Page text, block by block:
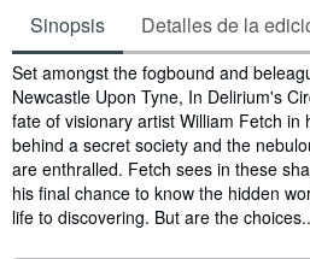
Sinopsis Detalles de la
Sinopsis
Set amongst the fogbound and
Newcastle Upon Tyne, In Delirium's
fate of visionary artist William Fetch in
behind a secret society and the
are enthralled. Fetch sees in these
his final chance to know the hidden
life to discovering. But are the